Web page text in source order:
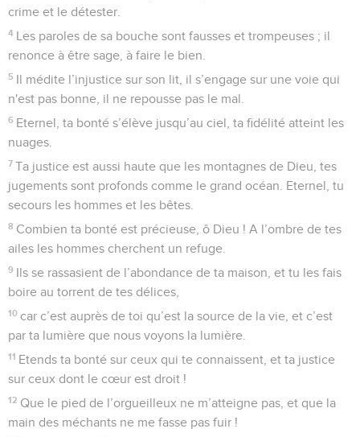
crime et le détester.
4 Les paroles de sa bouche sont fausses et trompeuses ; il
renonce à être sage, à faire le bien.
5 Il médite l’injustice sur son lit, il s’engage sur une voie qui
n'est pas bonne, il ne repousse pas le mal.
6 Eternel, ta bonté s’élève jusqu’au ciel, ta fidélité atteint les
nuages.
7 Ta justice est aussi haute que les montagnes de Dieu, tes
jugements sont profonds comme le grand océan. Eternel, tu
secours les hommes et les bêtes.
8 Combien ta bonté est précieuse, ô Dieu ! A l’ombre de tes
ailes les hommes cherchent un refuge.
9 Ils se rassasient de l’abondance de ta maison, et tu les fais
boire au torrent de tes délices,
10 car c’est auprès de toi qu’est la source de la vie, et c’est
par ta lumière que nous voyons la lumière.
11 Etends ta bonté sur ceux qui te connaissent, et ta justice
sur ceux dont le cœur est droit !
12 Que le pied de l’orgueilleux ne m’atteigne pas, et que la
main des méchants ne me fasse pas fuir !